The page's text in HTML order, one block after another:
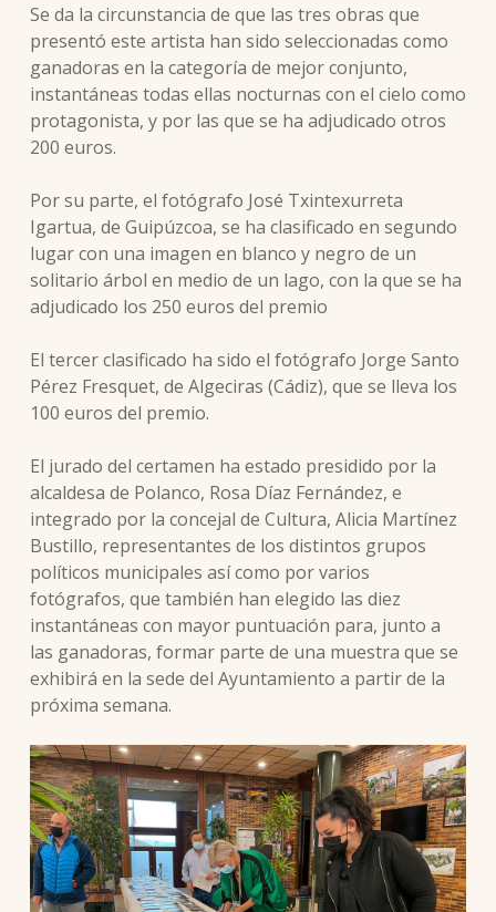
Se da la circunstancia de que las tres obras que
presentó este artista han sido seleccionadas como
ganadoras en la categoría de mejor conjunto,
instantáneas todas ellas nocturnas con el cielo como
protagonista, y por las que se ha adjudicado otros
200 euros.
Por su parte, el fotógrafo José Txintexurreta
Igartua, de Guipúzcoa, se ha clasificado en segundo
lugar con una imagen en blanco y negro de un
solitario árbol en medio de un lago, con la que se ha
adjudicado los 250 euros del premio
El tercer clasificado ha sido el fotógrafo Jorge Santo
Pérez Fresquet, de Algeciras (Cádiz), que se lleva los
100 euros del premio.
El jurado del certamen ha estado presidido por la
alcaldesa de Polanco, Rosa Díaz Fernández, e
integrado por la concejal de Cultura, Alicia Martínez
Bustillo, representantes de los distintos grupos
políticos municipales así como por varios
fotógrafos, que también han elegido las diez
instantáneas con mayor puntuación para, junto a
las ganadoras, formar parte de una muestra que se
exhibirá en la sede del Ayuntamiento a partir de la
próxima semana.